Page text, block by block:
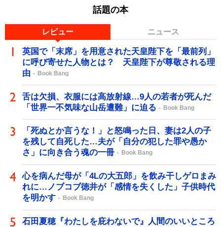
話題の本
レビュー ニュース
英国で「末席」を用意された天皇陛下を「最前列」
に呼び寄せた人物とは？ 天皇陛下が尊敬される理
由
Book Bang
舌は欠損、衣服には高放射線…9人の若者が死んだ
「世界一不気味な山岳遭難」に迫る
Book Bang
「死ぬとか言うな！」と怒鳴った日、妻は2人の子
を残して自死した…夫が「自分の犯した罪や愚か
さ」に向き合う魂の一冊
Book Bang
心を病んだ母が「4Lの大五郎」を飲み干しゲロまみ
れに…ノブコブ徳井が「感情を失くした」子供時代
を明かす
Book Bang
石田夏穂『わたしを庇わないで』人間のいいところ